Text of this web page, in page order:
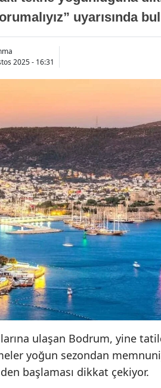
uyarısında
2025 - 16:31
ulaşan Bodrum, yine
yoğun sezondan
başlaması dikkat çekiyor.